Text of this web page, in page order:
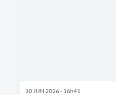
10 JUN 2026 - 16h41